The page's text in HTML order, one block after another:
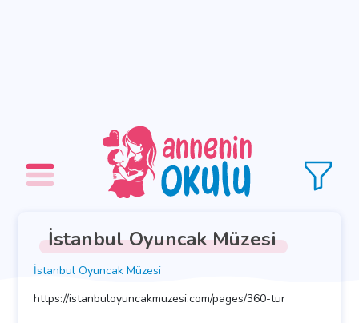
İstanbul Oyuncak Müzesi
İstanbul Oyuncak Müzesi
https://istanbuloyuncakmuzesi.com/pages/360-tur